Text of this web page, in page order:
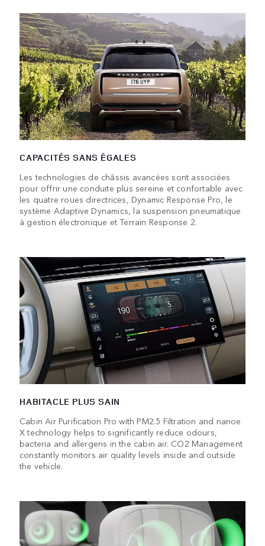
CAPACITÉS SANS ÉGALES
Les technologies de châssis avancées sont associées
pour offrir une conduite plus sereine et confortable avec
les quatre roues directrices, Dynamic Response Pro, le
système Adaptive Dynamics, la suspension pneumatique
à gestion électronique et Terrain Response 2.
HABITACLE PLUS SAIN
Cabin Air Purification Pro with PM2.5 Filtration and nanoe
X technology helps to significantly reduce odours,
bacteria and allergens in the cabin air. CO2 Management
constantly monitors air quality levels inside and outside
the vehicle.